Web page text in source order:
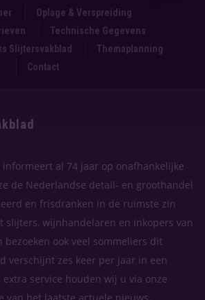
Oplage & Verspreiding
Technische Gegevens
Slijtersvakblad
Themaplanning
Contact
al 74 jaar op onafhankelijke
de Nederlandse detail- en groothandel
en frisdranken in de ruimste zin
slijters, wijnhandelaren en inkopers van
ook veel sommeliers dit
verschijnt zes keer per jaar in een
service houden wij u via onze
van het laatste actuele nieuws.